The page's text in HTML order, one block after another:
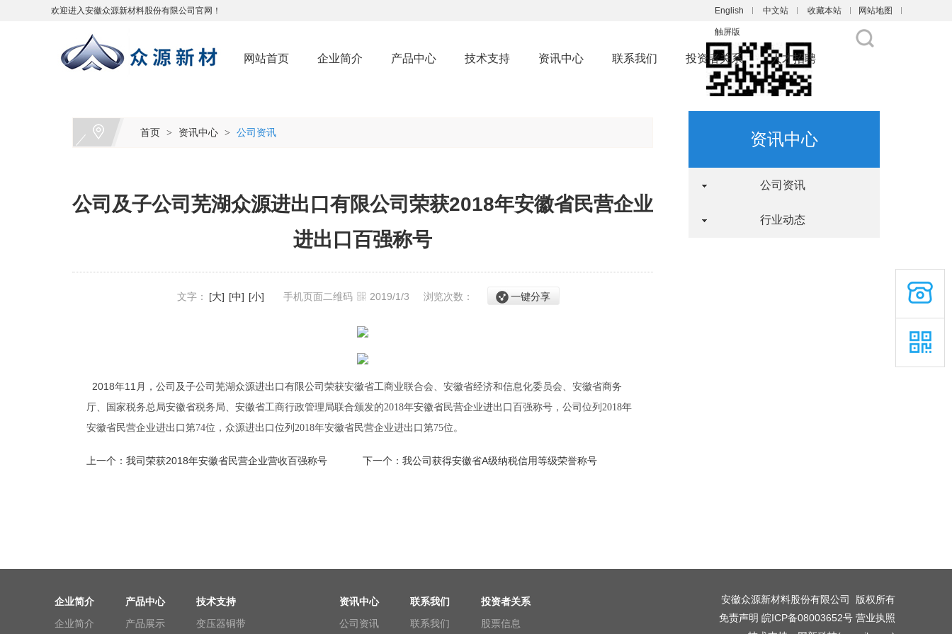
欢迎进入安徽众源新材料股份有限公司官网！ English 中文站 收藏本站 网站地图
触屏版
网站首页 企业简介 产品中心 技术支持 资讯中心 联系我们 投资者关系 人才招聘
首页 > 资讯中心 > 公司资讯 资讯中心
公司资讯
行业动态
公司及子公司芜湖众源进出口有限公司荣获2018年安徽省民营企业
进出口百强称号
文字： [大] [中] [小] 手机页面二维码 2019/1/3 浏览次数： 一键分享
2018年11月，公司及子公司芜湖众源进出口有限公司 荣获安徽省工商业联合会、安徽省经济和信息化委员会、安徽省商务
厅、国家税务总局安徽省税务局、安徽省工商行政管理局联合颁发的2018年安徽省民营企业进出口百强称号， 公司位列2018年
安徽省民营企业进出口第74位， 众源进出口位列2018年安徽省民营企业进出口第75位。
上一个： 我司荣获2018年安徽省民营企业营收百强称号 下一个： 我公司获得安徽省A级纳税信用等级荣誉称号
企业简介
企业简介
产品中心
产品展示
技术支持
变压器铜带
资讯中心
公司资讯
联系我们
联系我们
投资者关系
股票信息
安徽众源新材料股份有限公司 版权所有
免责声明 皖ICP备08003652号 营业执照